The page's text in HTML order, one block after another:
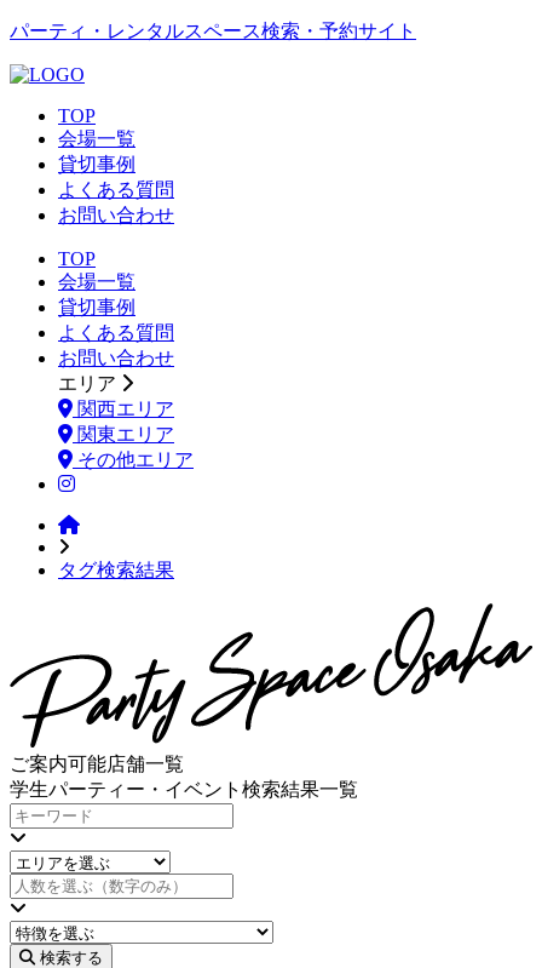
パーティ・レンタルスペース検索・予約サイト
TOP
会場一覧
貸切事例
よくある質問
お問い合わせ
TOP
会場一覧
貸切事例
よくある質問
お問い合わせ
エリア
関西エリア
関東エリア
その他エリア
タグ検索結果
ご案内可能店舗一覧
学生パーティー・イベント検索結果一覧
検索する